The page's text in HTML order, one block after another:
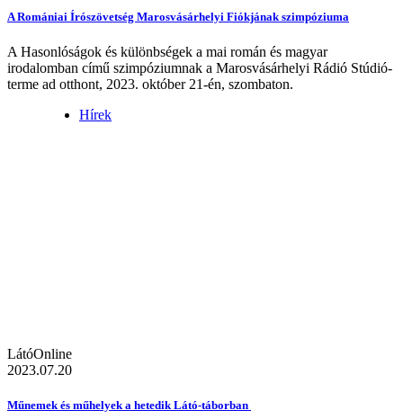
A Romániai Írószövetség Marosvásárhelyi Fiókjának szimpóziuma
A Hasonlóságok és különbségek a mai román és magyar
irodalomban című szimpóziumnak a Marosvásárhelyi Rádió Stúdió-
terme ad otthont, 2023. október 21-én, szombaton.
Hírek
LátóOnline
2023.07.20
Műnemek és műhelyek a hetedik Látó-táborban